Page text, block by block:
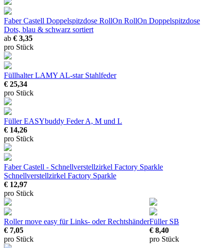
Faber Castell Doppelspitzdose RollOn RollOn Doppelspitzdose
Dots, blau & schwarz sortiert
ab € 3,35
pro Stück
Füllhalter LAMY AL-star Stahlfeder
€ 25,34
pro Stück
Füller EASYbuddy Feder A, M und L
€ 14,26
pro Stück
Faber Castell - Schnellverstellzirkel Factory Sparkle
Schnellverstellzirkel Factory Sparkle
€ 12,97
pro Stück
Roller move easy für Links- oder Rechtshänder
€ 7,05
pro Stück
Füller SB
€ 8,40
pro Stück